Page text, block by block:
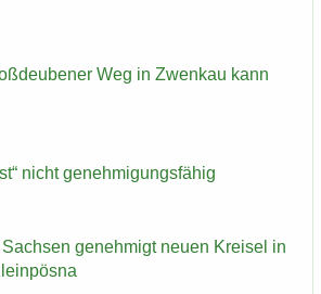
Weg in Zwenkau kann
nicht ge­neh­mi­gungs­fä­hig
ge­neh­migt neuen Krei­sel in